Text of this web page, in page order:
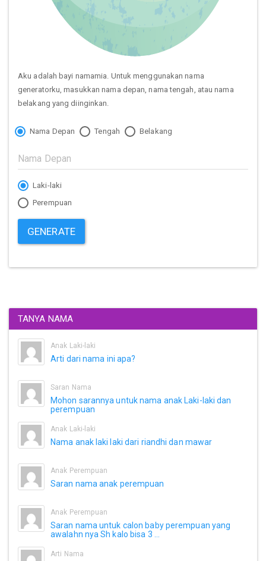
Aku adalah bayi namamia. Untuk menggunakan nama
generatorku, masukkan nama depan, nama tengah, atau nama
belakang yang diinginkan.
Nama Depan Tengah Belakang
Laki-laki
Perempuan
GENERATE
TANYA NAMA
Anak Laki-laki
Arti dari nama ini apa?
Saran Nama
Mohon sarannya untuk nama anak Laki-laki dan
perempuan
Anak Laki-laki
Nama anak laki laki dari riandhi dan mawar
Anak Perempuan
Saran nama anak perempuan
Anak Perempuan
Saran nama untuk calon baby perempuan yang
awalahn nya Sh kalo bisa 3 ...
Arti Nama